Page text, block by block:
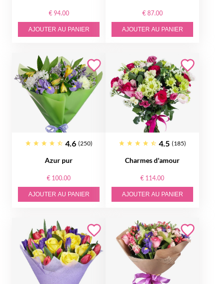
€ 94.00
AJOUTER AU PANIER
€ 87.00
AJOUTER AU PANIER
4.6 (250)
Azur pur
€ 100.00
AJOUTER AU PANIER
4.5 (185)
Charmes d'amour
€ 114.00
AJOUTER AU PANIER